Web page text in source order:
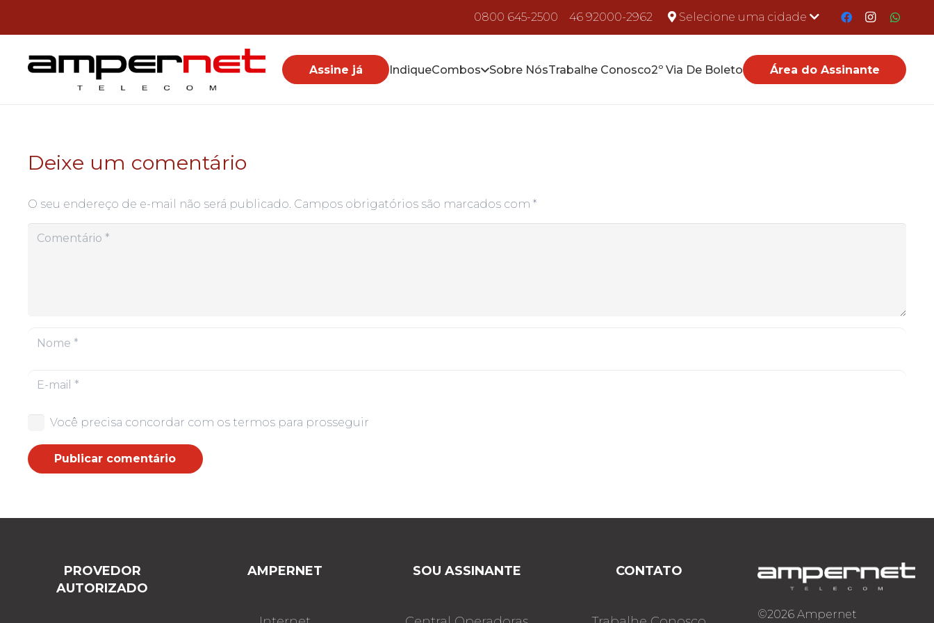
0800 645-2500 46 92000-2962 Selecione uma cidade
Assine já IndiqueCombos Sobre NósTrabalhe Conosco2º Via De Boleto Área do Assinante
Deixe um comentário
O seu endereço de e-mail não será publicado. Campos obrigatórios são marcados com *
Você precisa concordar com os termos para prosseguir
Publicar comentário
PROVEDOR
AUTORIZADO
AMPERNET SOU ASSINANTE CONTATO
©2026 Ampernet